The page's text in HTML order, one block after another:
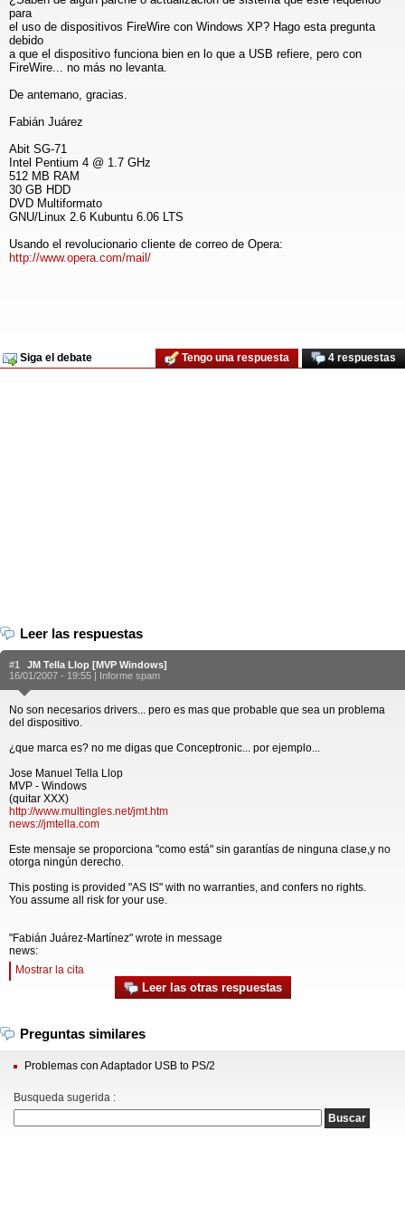
para
el uso de dispositivos FireWire con Windows XP? Hago esta pregunta
debido
a que el dispositivo funciona bien en lo que a USB refiere, pero con
FireWire... no más no levanta.
De antemano, gracias.
Fabián Juárez
Abit SG-71
Intel Pentium 4 @ 1.7 GHz
512 MB RAM
30 GB HDD
DVD Multiformato
GNU/Linux 2.6 Kubuntu 6.06 LTS
Usando el revolucionario cliente de correo de Opera:
http://www.opera.com/mail/
Siga el debate 4 respuestas
Tengo una respuesta
Leer las respuestas
#1
JM Tella Llop [MVP Windows]
16/01/2007 - 19:55 | Informe spam
No son necesarios drivers... pero es mas que probable que sea un problema
del dispositivo.
¿que marca es? no me digas que Conceptronic... por ejemplo...
Jose Manuel Tella Llop
MVP - Windows
(quitar XXX)
http://www.multingles.net/jmt.htm
news://jmtella.com
Este mensaje se proporciona "como está" sin garantías de ninguna clase,y no
otorga ningún derecho.
This posting is provided "AS IS" with no warranties, and confers no rights.
You assume all risk for your use.
"Fabián Juárez-Martínez" wrote in message
news:
Mostrar la cita
Leer las otras respuestas
Preguntas similares
Problemas con Adaptador USB to PS/2
Busqueda sugerida :